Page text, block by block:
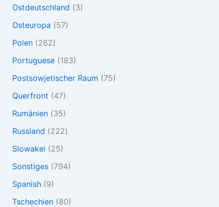
Ostdeutschland (3)
Osteuropa (57)
Polen(262)
Portuguese(183)
Postsowjetischer Raum (75)
Querfront (47)
Rumänien(35)
Russland (222)
Slowakei (25)
Sonstiges(794)
Spanish(9)
Tschechien(80)